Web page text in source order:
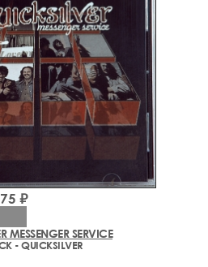
MESSENGER SERVICE
- QUICKSILVER
₽